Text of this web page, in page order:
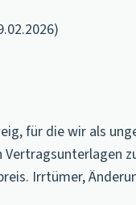
für die wir als
Irrtümer,